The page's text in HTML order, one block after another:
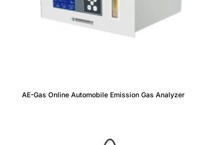
AE-Gas Online Automobile Emission Gas Analyzer